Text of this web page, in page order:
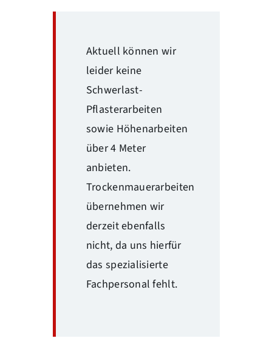
Aktuell können wir
leider keine
Schwerlast-
Pflasterarbeiten
sowie Höhenarbeiten
über 4 Meter
anbieten.
Trockenmauerarbeiten
übernehmen wir
derzeit ebenfalls
nicht, da uns hierfür
das spezialisierte
Fachpersonal fehlt.